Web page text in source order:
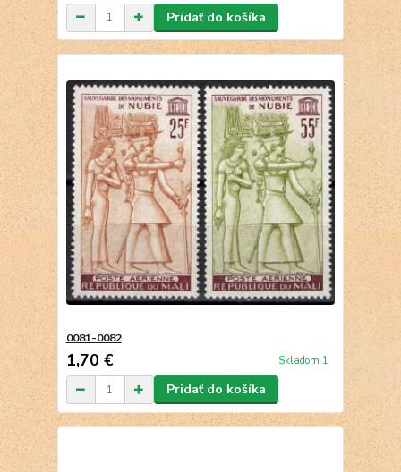
Pridať do košíka
0081-0082
1,70 € Skladom 1
Pridať do košíka